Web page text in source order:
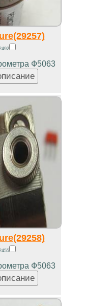
Ф5063
Ф5063